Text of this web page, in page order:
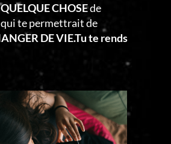
CHOSEde
te permettrait de
DE VIE.Tu te rends